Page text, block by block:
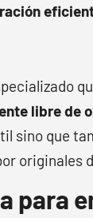
libre de
sino que
originales
para